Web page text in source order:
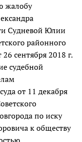
жалобу
Судневой Юлии
районного
сентября 2018 г.
судебной
от 11 декабря
по иску
к обществу